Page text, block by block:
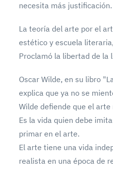
necesita más
La teoría del arte por el
estético y escuela
Proclamó la libertad de la
Oscar Wilde, en su libro
explica que ya no se
Wilde defiende que el
Es la vida quien debe
primar en el arte.
El arte tiene una vida
realista en una época de